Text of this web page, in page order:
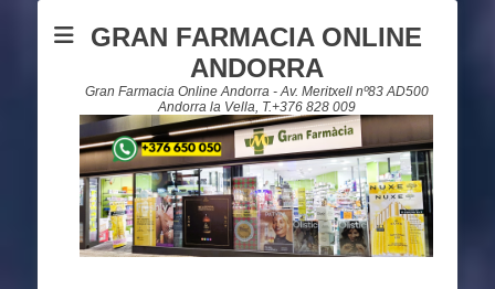
GRAN FARMACIA ONLINE
ANDORRA
Gran Farmacia Online Andorra - Av. Meritxell nº83 AD500
Andorra la Vella, T.+376 828 009